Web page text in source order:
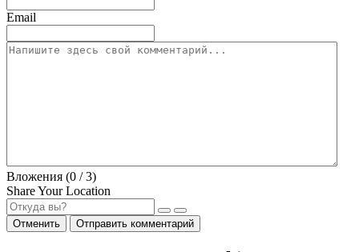
Email
Вложения (0 / 3)
Share Your Location
Отменить Отправить комментарий